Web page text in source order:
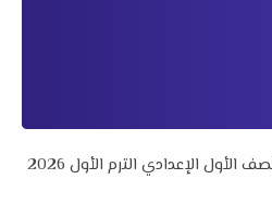
بنك أسئلة العلوم بالإجابات للصف الأول الإعدادي الترم الأول 2026